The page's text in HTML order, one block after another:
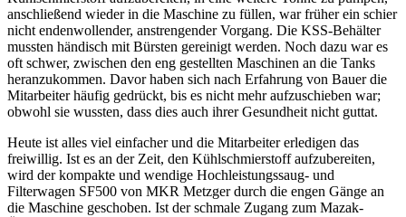
anschließend wieder in die Maschine zu füllen, war früher ein schier
nicht endenwollender, anstrengender Vorgang. Die KSS-Behälter
mussten händisch mit Bürsten gereinigt werden. Noch dazu war es
oft schwer, zwischen den eng gestellten Maschinen an die Tanks
heranzukommen. Davor haben sich nach Erfahrung von Bauer die
Mitarbeiter häufig gedrückt, bis es nicht mehr aufzuschieben war;
obwohl sie wussten, dass dies auch ihrer Gesundheit nicht guttat.
Heute ist alles viel einfacher und die Mitarbeiter erledigen das
freiwillig. Ist es an der Zeit, den Kühlschmierstoff aufzubereiten,
wird der kompakte und wendige Hochleistungssaug- und
Filterwagen SF500 von MKR Metzger durch die engen Gänge an
die Maschine geschoben. Ist der schmale Zugang zum Mazak-